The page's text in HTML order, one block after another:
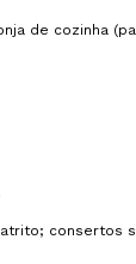
de cozinha
consertos